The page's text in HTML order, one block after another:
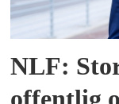
NLF: